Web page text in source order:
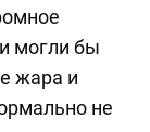
могли бы
жара и
не